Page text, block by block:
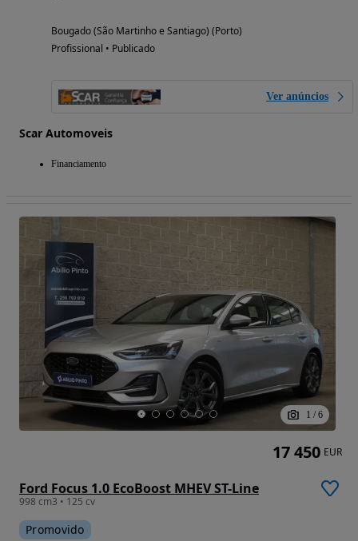
Bougado (São Martinho e Santiago) (Porto)
Profissional • Publicado
Ver anúncios
Scar Automoveis
Financiamento
1 / 6
Ford Focus 1.0 EcoBoost MHEV ST-Line
998 cm3 • 125 cv
Promovido
17 450 EUR